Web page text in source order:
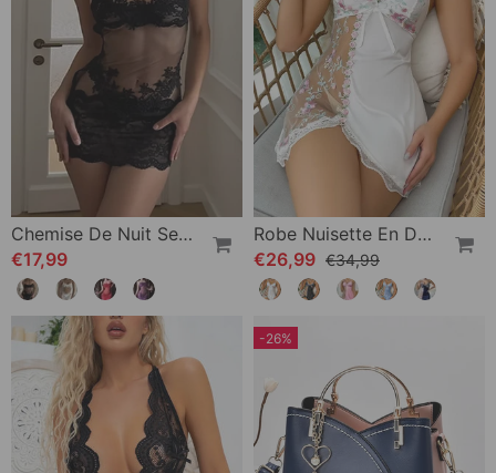
Chemise De Nuit Sexy Unie En Dentelle
€17,99
Robe Nuisette En Dentelle Brodée De Papillons Et De Fleurs
€26,99 €34,99
-26%